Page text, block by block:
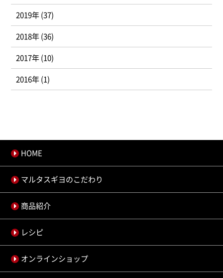
2019年 (37)
2018年 (36)
2017年 (10)
2016年 (1)
HOME
マルタスギヨのこだわり
商品紹介
レシピ
オンラインショップ